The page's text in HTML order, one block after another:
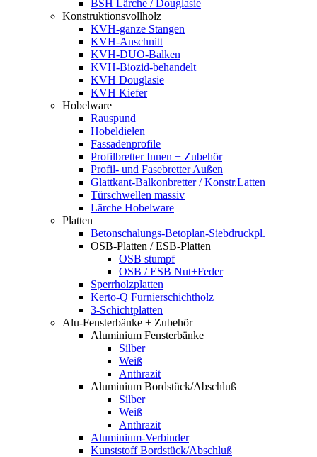
BSH Lärche / Douglasie
Konstruktionsvollholz
KVH-ganze Stangen
KVH-Anschnitt
KVH-DUO-Balken
KVH-Biozid-behandelt
KVH Douglasie
KVH Kiefer
Hobelware
Rauspund
Hobeldielen
Fassadenprofile
Profilbretter Innen + Zubehör
Profil- und Fasebretter Außen
Glattkant-Balkonbretter / Konstr.Latten
Türschwellen massiv
Lärche Hobelware
Platten
Betonschalungs-Betoplan-Siebdruckpl.
OSB-Platten / ESB-Platten
OSB stumpf
OSB / ESB Nut+Feder
Sperrholzplatten
Kerto-Q Furnierschichtholz
3-Schichtplatten
Alu-Fensterbänke + Zubehör
Aluminium Fensterbänke
Silber
Weiß
Anthrazit
Aluminium Bordstück/Abschluß
Silber
Weiß
Anthrazit
Aluminium-Verbinder
Kunststoff Bordstück/Abschluß